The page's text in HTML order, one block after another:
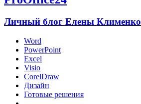
Личный блог Елены Клименко
Word
PowerPoint
Excel
Visio
CorelDraw
Дизайн
Готовые решения